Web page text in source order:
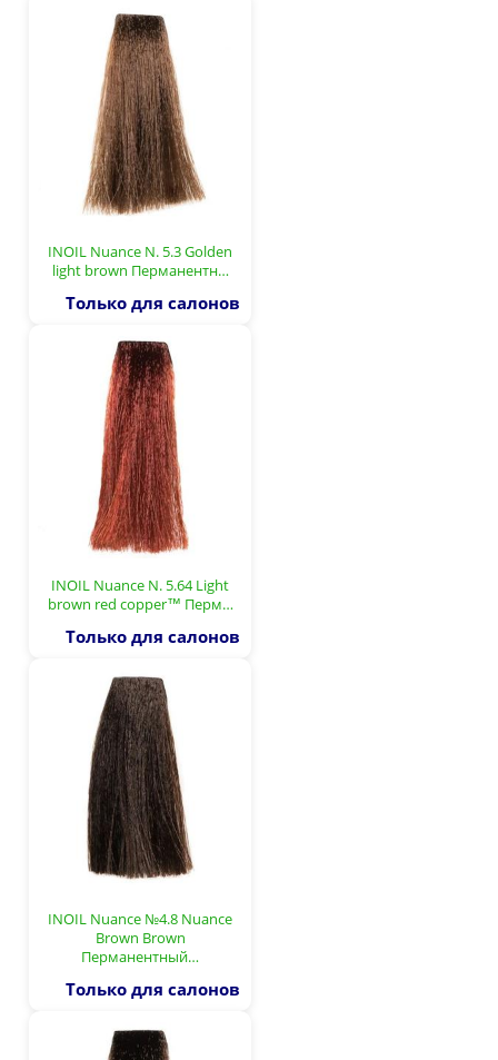
INOIL Nuance N. 5.3 Golden
light brown Перманентн…
Только для салонов
INOIL Nuance N. 5.64 Light
brown red copper™ Перм…
Только для салонов
INOIL Nuance №4.8 Nuance
Brown Brown
Перманентный…
Только для салонов